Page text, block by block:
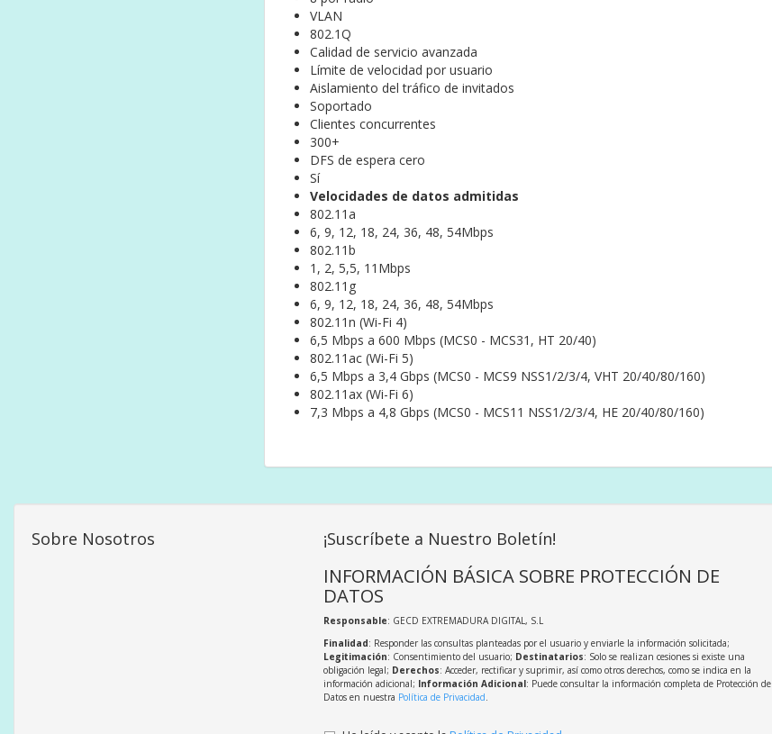
VLAN
802.1Q
Calidad de servicio avanzada
Límite de velocidad por usuario
Aislamiento del tráfico de invitados
Soportado
Clientes concurrentes
300+
DFS de espera cero
Sí
Velocidades de datos admitidas
802.11a
6, 9, 12, 18, 24, 36, 48, 54Mbps
802.11b
1, 2, 5,5, 11Mbps
802.11g
6, 9, 12, 18, 24, 36, 48, 54Mbps
802.11n (Wi-Fi 4)
6,5 Mbps a 600 Mbps (MCS0 - MCS31, HT 20/40)
802.11ac (Wi-Fi 5)
6,5 Mbps a 3,4 Gbps (MCS0 - MCS9 NSS1/2/3/4, VHT 20/40/80/160)
802.11ax (Wi-Fi 6)
7,3 Mbps a 4,8 Gbps (MCS0 - MCS11 NSS1/2/3/4, HE 20/40/80/160)
Sobre Nosotros ¡Suscríbete a Nuestro Boletín!
INFORMACIÓN BÁSICA SOBRE PROTECCIÓN DE
DATOS
Responsable: GECD EXTREMADURA DIGITAL, S.L
Finalidad: Responder las consultas planteadas por el usuario y enviarle la información solicitada;
Legitimación: Consentimiento del usuario; Destinatarios: Solo se realizan cesiones si existe una
obligación legal; Derechos: Acceder, rectificar y suprimir, así como otros derechos, como se indica en la
información adicional; Información Adicional: Puede consultar la información completa de Protección de
Datos en nuestra Política de Privacidad.